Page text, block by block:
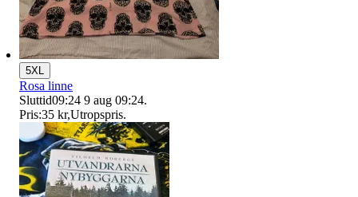
5XL
Rosa linne
Sluttid09:24 9 aug 09:24.
Pris:35 kr,Utropspris.